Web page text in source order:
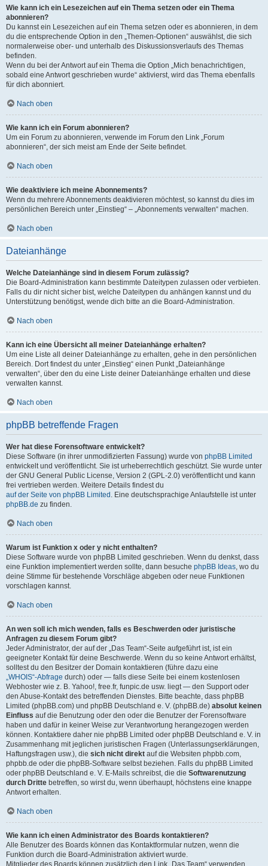
Wie kann ich ein Lesezeichen auf ein Thema setzen oder ein Thema
abonnieren?
Du kannst ein Lesezeichen auf ein Thema setzen oder es abonnieren, in dem
du die entsprechende Option in den „Themen-Optionen“ auswählst, die sich
normalerweise ober- und unterhalb des Diskussionsverlaufs des Themas
befinden.
Wenn du bei der Antwort auf ein Thema die Option „Mich benachrichtigen,
sobald eine Antwort geschrieben wurde“ aktivierst, wird das Thema ebenfalls
für dich abonniert.
Nach oben
Wie kann ich ein Forum abonnieren?
Um ein Forum zu abonnieren, verwende im Forum den Link „Forum
abonnieren“, der sich meist am Ende der Seite befindet.
Nach oben
Wie deaktiviere ich meine Abonnements?
Wenn du mehrere Abonnements deaktivieren möchtest, so kannst du dies im
persönlichen Bereich unter „Einstieg“ – „Abonnements verwalten“ machen.
Nach oben
Dateianhänge
Welche Dateianhänge sind in diesem Forum zulässig?
Die Board-Administration kann bestimmte Dateitypen zulassen oder verbieten.
Falls du dir nicht sicher bist, welche Dateitypen du anhängen kannst und du
Unterstützung benötigst, wende dich bitte an die Board-Administration.
Nach oben
Kann ich eine Übersicht all meiner Dateianhänge erhalten?
Um eine Liste all deiner Dateianhänge zu erhalten, gehe in den persönlichen
Bereich. Dort findest du unter „Einstieg“ einen Punkt „Dateianhänge
verwalten“, über den du eine Liste deiner Dateianhänge erhalten und diese
verwalten kannst.
Nach oben
phpBB betreffende Fragen
Wer hat diese Forensoftware entwickelt?
Diese Software (in ihrer unmodifizierten Fassung) wurde von phpBB Limited
entwickelt und veröffentlicht. Sie ist urheberrechtlich geschützt. Sie wurde unter
der GNU General Public License, Version 2 (GPL-2.0) veröffentlicht und kann
frei vertrieben werden. Weitere Details findest du
auf der Seite von phpBB Limited . Eine deutschsprachige Anlaufstelle ist unter
phpBB.de zu finden.
Nach oben
Warum ist Funktion x oder y nicht enthalten?
Diese Software wurde von phpBB Limited geschrieben. Wenn du denkst, dass
eine Funktion implementiert werden sollte, dann besuche phpBB Ideas, wo du
deine Stimme für bestehende Vorschläge abgeben oder neue Funktionen
vorschlagen kannst.
Nach oben
An wen soll ich mich wenden, falls es Beschwerden oder juristische
Anfragen zu diesem Forum gibt?
Jeder Administrator, der auf der „Das Team“-Seite aufgeführt ist, ist ein
geeigneter Kontakt für deine Beschwerde. Wenn du so keine Antwort erhältst,
solltest du den Besitzer der Domain kontaktieren (führe dazu eine
„WHOIS“-Abfrage durch) oder — falls diese Seite bei einem kostenlosen
Webhoster wie z. B. Yahoo!, free.fr, funpic.de usw. liegt — den Support oder
den Abuse-Kontakt des betreffenden Dienstes. Bitte beachte, dass phpBB
Limited (phpBB.com) und phpBB Deutschland e. V. (phpBB.de) absolut keinen
Einfluss auf die Benutzung oder den oder die Benutzer der Forensoftware
haben und dafür in keiner Weise zur Verantwortung herangezogen werden
können. Kontaktiere daher nie phpBB Limited oder phpBB Deutschland e. V. in
Zusammenhang mit jeglichen juristischen Fragen (Unterlassungserklärungen,
Haftungsfragen usw.), die sich nicht direkt auf die Websiten phpbb.com,
phpbb.de oder die phpBB-Software selbst beziehen. Falls du phpBB Limited
oder phpBB Deutschland e. V. E-Mails schreibst, die die Softwarenutzung
durch Dritte betreffen, so wirst du, wenn überhaupt, höchstens eine knappe
Antwort erhalten.
Nach oben
Wie kann ich einen Administrator des Boards kontaktieren?
Alle Benutzer des Boards können das Kontaktformular nutzen, wenn die
Funktion durch die Board-Administration aktiviert wurde.
Mitglieder des Boards können zusätzlich den Link „Das Team“ verwenden.